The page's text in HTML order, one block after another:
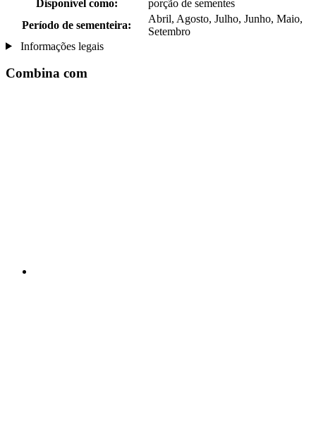
Disponível como:
porção de sementes
Período de sementeira:
Abril, Agosto, Julho, Junho, Maio,
Setembro
Informações legais
Combina com